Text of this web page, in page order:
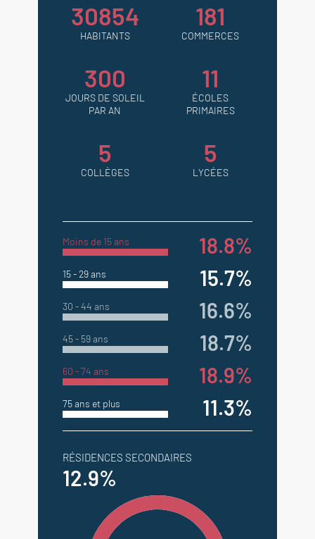
30854
HABITANTS
181
COMMERCES
300
JOURS DE SOLEIL
PAR AN
11
ÉCOLES
PRIMAIRES
5
COLLÈGES
5
LYCÉES
Moins de 15 ans 18.8%
15 - 29 ans 15.7%
30 - 44 ans 16.6%
45 - 59 ans 18.7%
60 - 74 ans 18.9%
75 ans et plus 11.3%
RÉSIDENCES SECONDAIRES
12.9%